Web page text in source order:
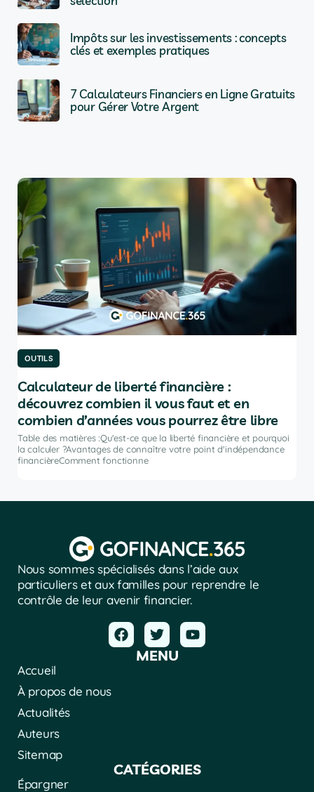
Impôts sur les investissements : concepts
clés et exemples pratiques
7 Calculateurs Financiers en Ligne Gratuits
pour Gérer Votre Argent
OUTILS
Calculateur de liberté financière :
découvrez combien il vous faut et en
combien d’années vous pourrez être libre
Table des matières :Qu'est-ce que la liberté financière et pourquoi
la calculer ?Avantages de connaître votre point d'indépendance
financièreComment fonctionne
Nous sommes spécialisés dans l’aide aux
particuliers et aux familles pour reprendre le
contrôle de leur avenir financier.
MENU
Accueil
À propos de nous
Actualités
Auteurs
Sitemap
CATÉGORIES
Épargner